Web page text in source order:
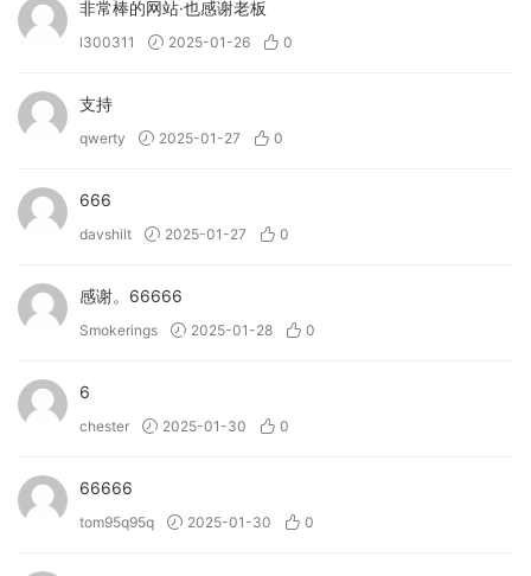
非常棒的网站·也感谢老板
l300311 2025-01-26 0
支持
qwerty 2025-01-27 0
666
davshilt 2025-01-27 0
感谢。66666
Smokerings 2025-01-28 0
6
chester 2025-01-30 0
66666
tom95q95q 2025-01-30 0